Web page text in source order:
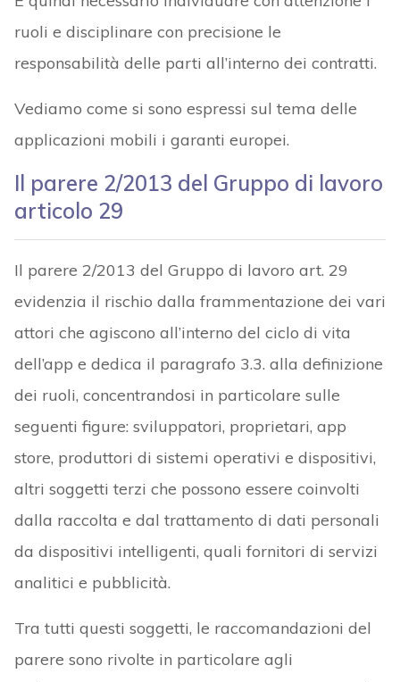
ruoli e disciplinare con precisione le
responsabilità delle parti all’interno dei contratti.
Vediamo come si sono espressi sul tema delle
applicazioni mobili i garanti europei.
Il parere 2/2013 del Gruppo di lavoro
articolo 29
Il parere 2/2013 del Gruppo di lavoro art. 29
evidenzia il rischio dalla frammentazione dei vari
attori che agiscono all’interno del ciclo di vita
dell’app e dedica il paragrafo 3.3. alla definizione
dei ruoli, concentrandosi in particolare sulle
seguenti figure: sviluppatori, proprietari, app
store, produttori di sistemi operativi e dispositivi,
altri soggetti terzi che possono essere coinvolti
dalla raccolta e dal trattamento di dati personali
da dispositivi intelligenti, quali fornitori di servizi
analitici e pubblicità.
Tra tutti questi soggetti, le raccomandazioni del
parere sono rivolte in particolare agli